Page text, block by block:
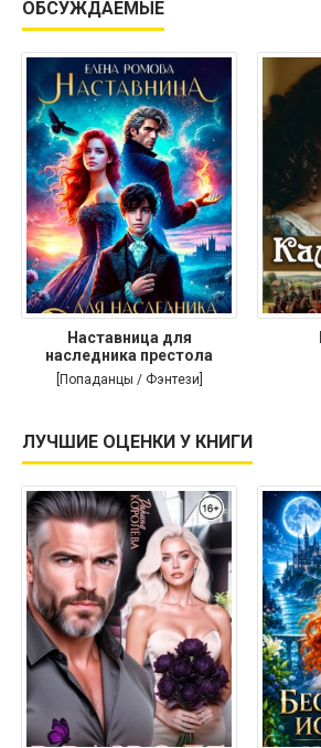
ОБСУЖДАЕМЫЕ
Наставница для
наследника престола
[Попаданцы / Фэнтези]
ЛУЧШИЕ ОЦЕНКИ У КНИГИ